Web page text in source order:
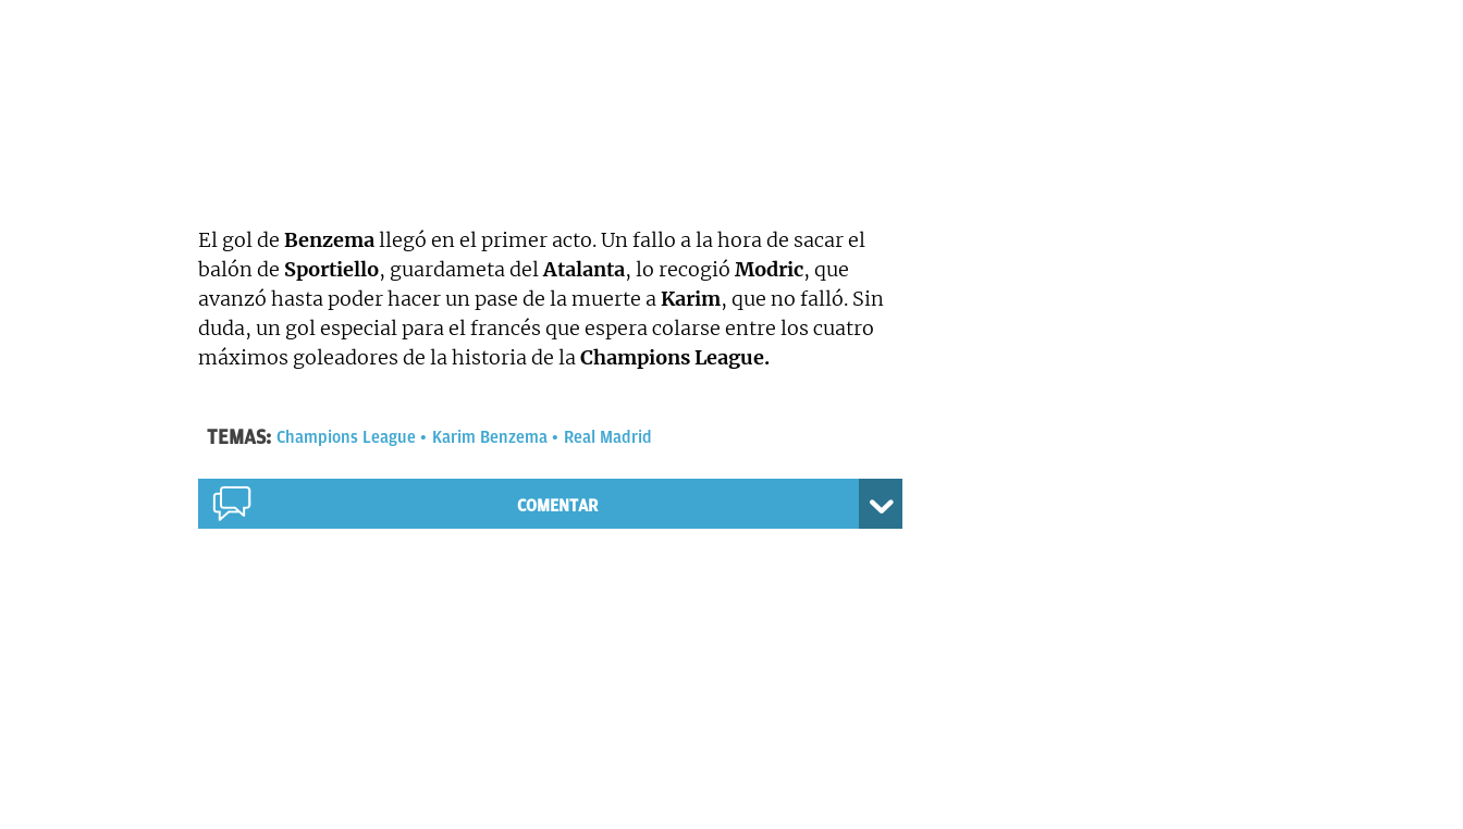
El gol de Benzemallegó en el primer acto. Un fallo a la hora de sacar el
balón de Sportiello, guardameta delAtalanta, lo recogió Modric, que
avanzó hasta poder hacer un pase de la muerte aKarim, que no falló. Sin
duda, un gol especial para el francés que espera colarse entre los cuatro
máximos goleadores de la historia de laChampions League.
TEMAS: Champions League Karim Benzema Real Madrid
COMENTAR